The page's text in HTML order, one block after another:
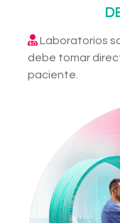
Laboratorios
debe tomar
paciente.